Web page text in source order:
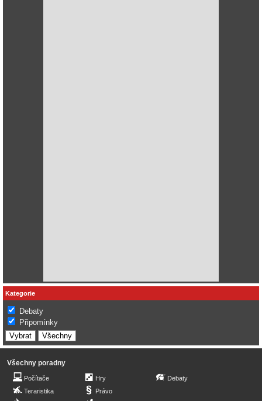
Kategorie
Debaty
Připomínky
Všechny poradny
Počítače
Teraristika
Hry
Právo
Debaty